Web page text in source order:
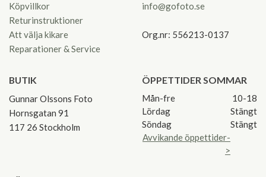
Köpvillkor
Returinstruktioner
Att välja kikare
Reparationer & Service
info@gofoto.se
Org.nr: 556213-0137
BUTIK
Gunnar Olssons Foto
Hornsgatan 91
117 26 Stockholm
ÖPPETTIDER SOMMAR
Mån-fre
10-18
Lördag
Stängt
Söndag
Stängt
Avvikande öppettider-
>